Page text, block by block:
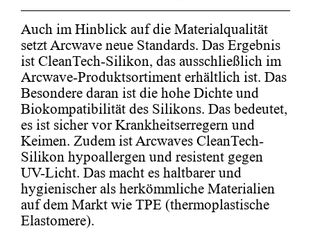
Auch im Hinblick auf die Materialqualität
setzt Arcwave neue Standards. Das Ergebnis
ist CleanTech-Silikon, das ausschließlich im
Arcwave-Produktsortiment erhältlich ist. Das
Besondere daran ist die hohe Dichte und
Biokompatibilität des Silikons. Das bedeutet,
es ist sicher vor Krankheitserregern und
Keimen. Zudem ist Arcwaves CleanTech-
Silikon hypoallergen und resistent gegen
UV-Licht. Das macht es haltbarer und
hygienischer als herkömmliche Materialien
auf dem Markt wie TPE (thermoplastische
Elastomere).